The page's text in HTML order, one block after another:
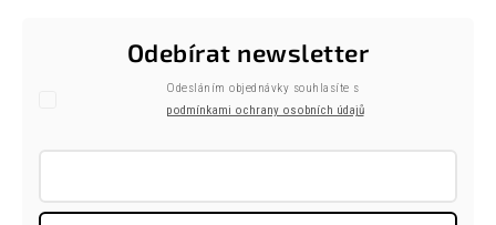
Odebírat newsletter
Odesláním objednávky souhlasíte s
podmínkami ochrany osobních údajů